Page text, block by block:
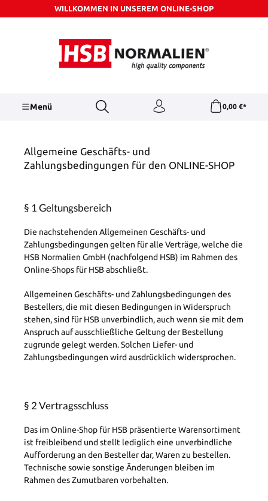
Zum Hauptinhalt springenWILLKOMMEN IN UNSEREM ONLINE-SHOP
Menü 0,00 €*
Allgemeine Geschäfts- und
Zahlungsbedingungen für den ONLINE-SHOP
§ 1 Geltungsbereich
Die nachstehenden Allgemeinen Geschäfts- und
Zahlungsbedingungen gelten für alle Verträge, welche die
HSB Normalien GmbH (nachfolgend HSB) im Rahmen des
Online-Shops für HSB abschließt.
Allgemeinen Geschäfts- und Zahlungsbedingungen des
Bestellers, die mit diesen Bedingungen in Widerspruch
stehen, sind für HSB unverbindlich, auch wenn sie mit dem
Anspruch auf ausschließliche Geltung der Bestellung
zugrunde gelegt werden. Solchen Liefer- und
Zahlungsbedingungen wird ausdrücklich widersprochen.
§ 2 Vertragsschluss
Das im Online-Shop für HSB präsentierte Warensortiment
ist freibleibend und stellt lediglich eine unverbindliche
Aufforderung an den Besteller dar, Waren zu bestellen.
Technische sowie sonstige Änderungen bleiben im
Rahmen des Zumutbaren vorbehalten.